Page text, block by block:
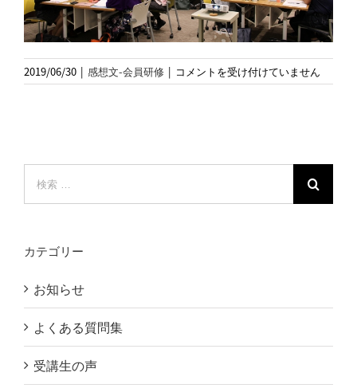
2019/06/30 | 感想文-会員研修 | 2019
年
研
コメントを受け付けていません
カテゴリー
お知らせ
よくある質問集
受講生の声